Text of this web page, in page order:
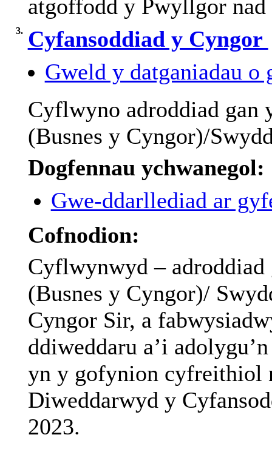
atgoffodd y Pwyllgor nad
3. Cyfansoddiad y Cyngor
Gweld y datganiadau
Cyflwyno adroddiad gan
(Busnes y Cyngor)/
Dogfennau ychwanegol:
Gwe-ddarllediad ar
Cofnodion:
Cyflwynwyd – adroddiad
(Busnes y Cyngor)/
Cyngor Sir, a
ddiweddaru a’i adolygu’n
yn y gofynion cyfreithiol
Diweddarwyd y
2023.